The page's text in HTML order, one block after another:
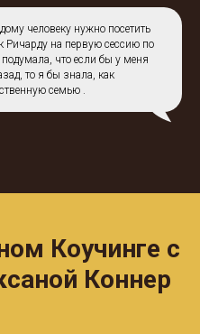
человеку нужно посетить
Ричарду на первую сессию по
что если бы у меня
то я бы знала, как
семью .
Коучинге с
Коннер